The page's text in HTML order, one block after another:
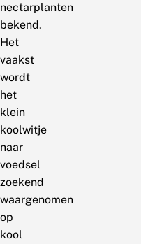
nectarplanten
bekend.
Het
vaakst
wordt
het
klein
koolwitje
naar
voedsel
zoekend
waargenomen
op
kool